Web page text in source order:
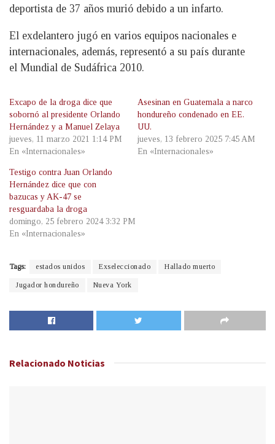
deportista de 37 años murió debido a un infarto.
El exdelantero jugó en varios equipos nacionales e
internacionales, además, representó a su país durante
el Mundial de Sudáfrica 2010.
Excapo de la droga dice que
sobornó al presidente Orlando
Hernández y a Manuel Zelaya
jueves, 11 marzo 2021 1:14 PM
En «Internacionales»
Asesinan en Guatemala a narco
hondureño condenado en EE.
UU.
jueves, 13 febrero 2025 7:45 AM
En «Internacionales»
Testigo contra Juan Orlando
Hernández dice que con
bazucas y AK-47 se
resguardaba la droga
domingo, 25 febrero 2024 3:32 PM
En «Internacionales»
Tags: estados unidos Exseleccionado Hallado muerto
Jugador hondureño Nueva York
Relacionado Noticias